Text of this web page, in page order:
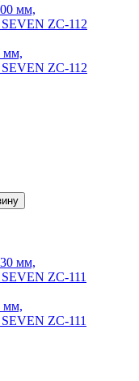
мм,
ZC-112
мм,
ZC-111